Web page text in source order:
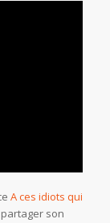
A ces idiots qui
son